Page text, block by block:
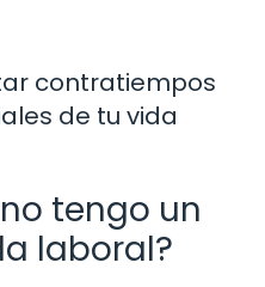
contratiempos
de tu vida
tengo un
laboral?